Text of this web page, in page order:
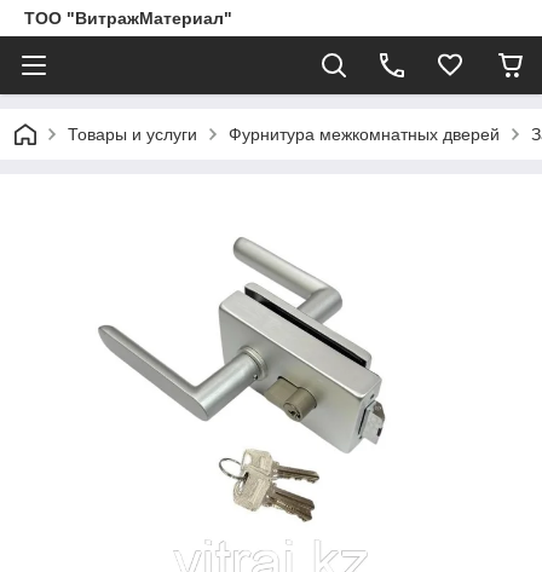
ТОО "ВитражМатериал"
Товары и услуги Фурнитура межкомнатных дверей